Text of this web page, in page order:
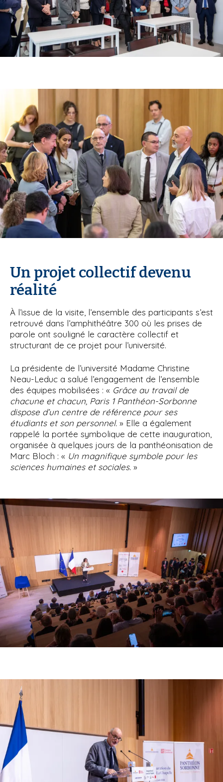
Un projet collectif devenu
réalité
À l’issue de la visite, l’ensemble des participants s’est
retrouvé dans l’amphithéâtre 300 où les prises de
parole ont souligné le caractère collectif et
structurant de ce projet pour l’université.
La présidente de l’université Madame Christine
Neau-Leduc a salué l’engagement de l’ensemble
des équipes mobilisées : « Grâce au travail de
chacune et chacun, Paris 1 Panthéon-Sorbonne
dispose d’un centre de référence pour ses
étudiants et son personnel. » Elle a également
rappelé la portée symbolique de cette inauguration,
organisée à quelques jours de la panthéonisation de
Marc Bloch : « Un magnifique symbole pour les
sciences humaines et sociales. »